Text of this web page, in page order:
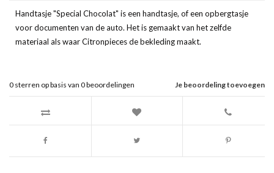
Handtasje "Special Chocolat" is een handtasje, of een opbergtasje
voor documenten van de auto. Het is gemaakt van het zelfde
materiaal als waar Citronpieces de bekleding maakt.
Je beoordeling toevoegen
0 sterren op basis van 0beoordelingen